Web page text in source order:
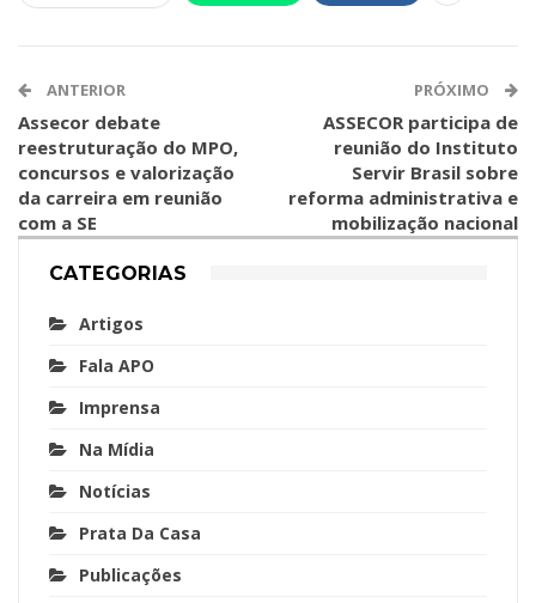
ANTERIOR
Assecor debate
reestruturação do MPO,
concursos e valorização
da carreira em reunião
com a SE
PRÓXIMO
ASSECOR participa de
reunião do Instituto
Servir Brasil sobre
reforma administrativa e
mobilização nacional
CATEGORIAS
Artigos
Fala APO
Imprensa
Na Mídia
Notícias
Prata Da Casa
Publicações